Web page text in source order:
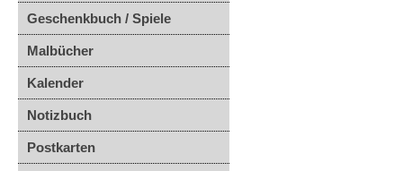
Geschenkbuch / Spiele
Malbücher
Kalender
Notizbuch
Postkarten